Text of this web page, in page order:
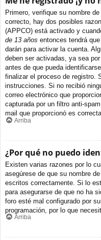
Primero, verifique su nombre
correcto, hay dos posibles
(APPCO) está activado y
de 13 años entonces tendrá
darán para activar la cuenta.
deben ser activadas, ya sea
antes de que pueda
finalizar el proceso de registro.
instrucciones. Si no recibió
correo electrónico que
capturada por un filtro anti-
mail que proporcionó es
Arriba
¿Por qué no puedo
Existen varias razones por lo
asegúrese de que su nombre
escritos correctamente. Si lo
para asegurarse de que no ha
foro esté mal configurado por
programación, por lo que
Arriba